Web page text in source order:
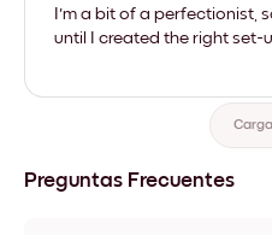
I'm a bit of a perfectionist,
until I created the right set-
Preguntas Frecuentes